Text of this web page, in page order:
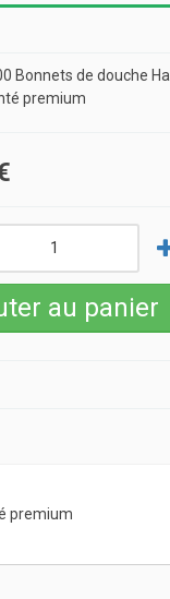
Bonnets de douche
premium
premium